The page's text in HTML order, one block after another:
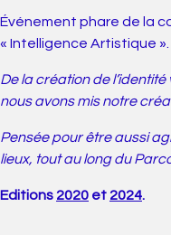
Événement phare de la
« Intelligence Artistique ».
De la création de
nous avons mis notre
Pensée pour être aussi
lieux, tout au long du
Editions 2020 et 2024.